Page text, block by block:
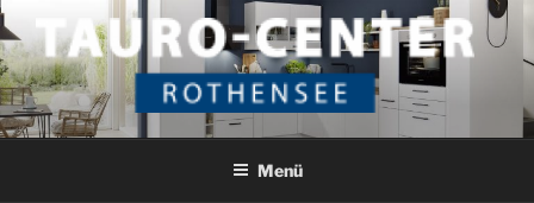
Zum
Inhalt
springen
TAURO CENTER ROTHENSEE
Das etwas andere Küchenstudio
Menü